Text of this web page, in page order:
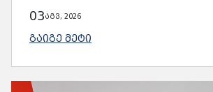
03აგვ, 2026
ᲒᲐᲘᲒᲔ ᲛᲔᲢᲘ